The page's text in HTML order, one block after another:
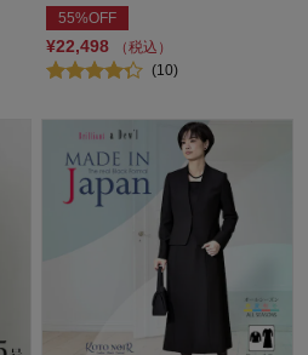
55%OFF
¥22,498
（税込）
(10)